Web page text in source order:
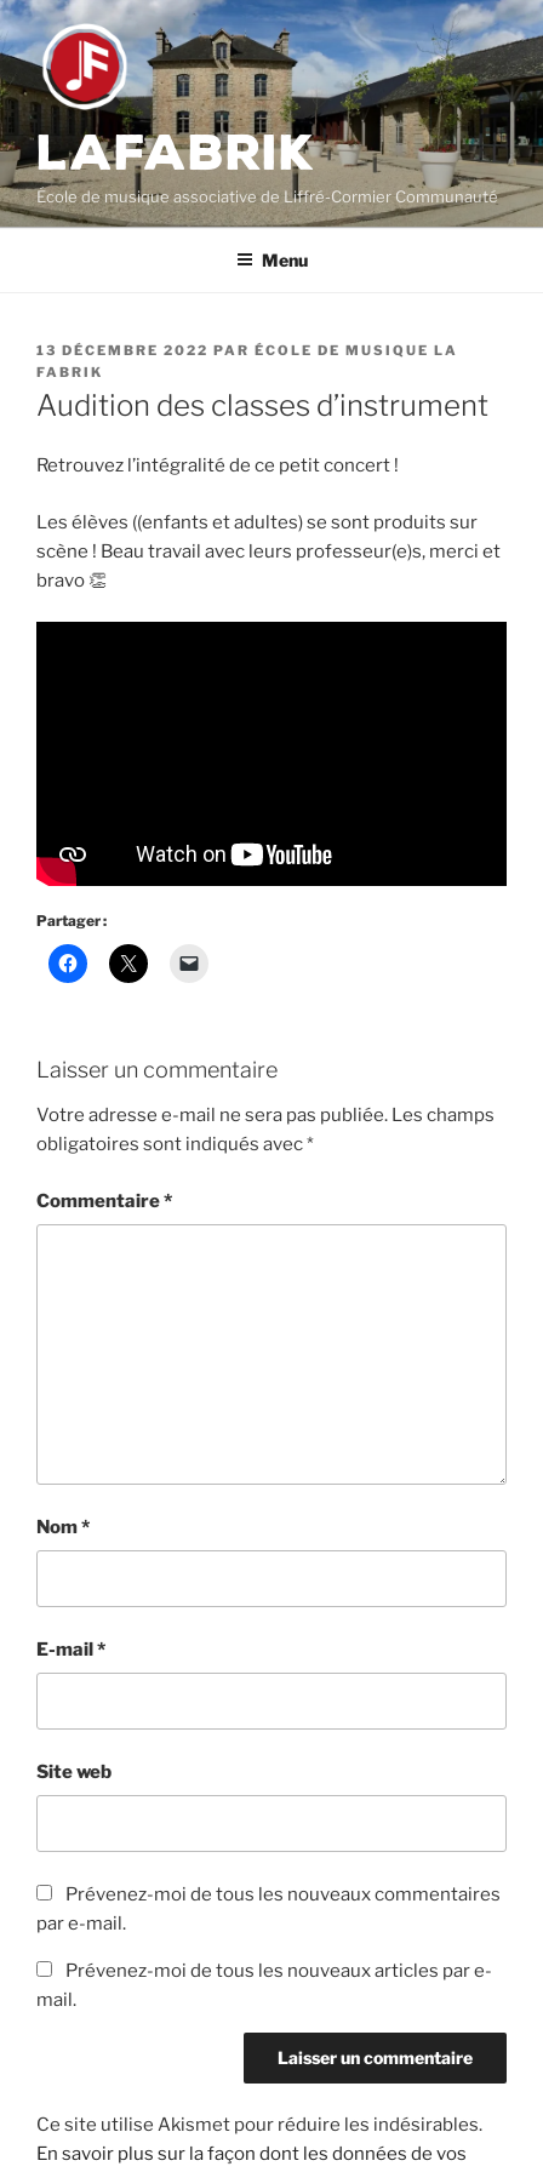
Aller
au
contenu
principal
LAFABRIK
École de musique associative de Liffré-Cormier Communauté
Menu
PUBLIÉ
LE
13 DÉCEMBRE 2022 PAR ÉCOLE DE MUSIQUE LA
FABRIK
Audition des classes d’instrument
Retrouvez l’intégralité de ce petit concert !
Les élèves ((enfants et adultes) se sont produits sur
scène ! Beau travail avec leurs professeur(e)s, merci et
bravo 👏
Partager :
Laisser un commentaire
Votre adresse e-mail ne sera pas publiée. Les champs
obligatoires sont indiqués avec*
Commentaire*
Nom*
E-mail*
Site web
Prévenez-moi de tous les nouveaux commentaires
par e-mail.
Prévenez-moi de tous les nouveaux articles par e-
mail.
Ce site utilise Akismet pour réduire les indésirables.
En savoir plus sur la façon dont les données de vos